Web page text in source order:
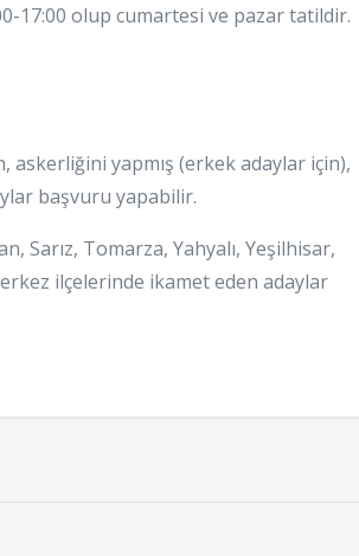
17:00 olup cumartesi ve pazar tatildir.
askerliğini yapmış (erkek adaylar için),
başvuru yapabilir.
Sarız, Tomarza, Yahyalı, Yeşilhisar,
ilçelerinde ikamet eden adaylar